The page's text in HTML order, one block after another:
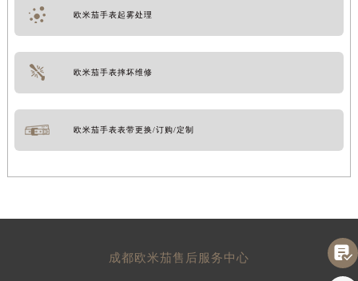
欧米茄手表起雾处理
欧米茄手表摔坏维修
欧米茄手表表带更换/订购/定制
成都欧米茄售后服务中心
